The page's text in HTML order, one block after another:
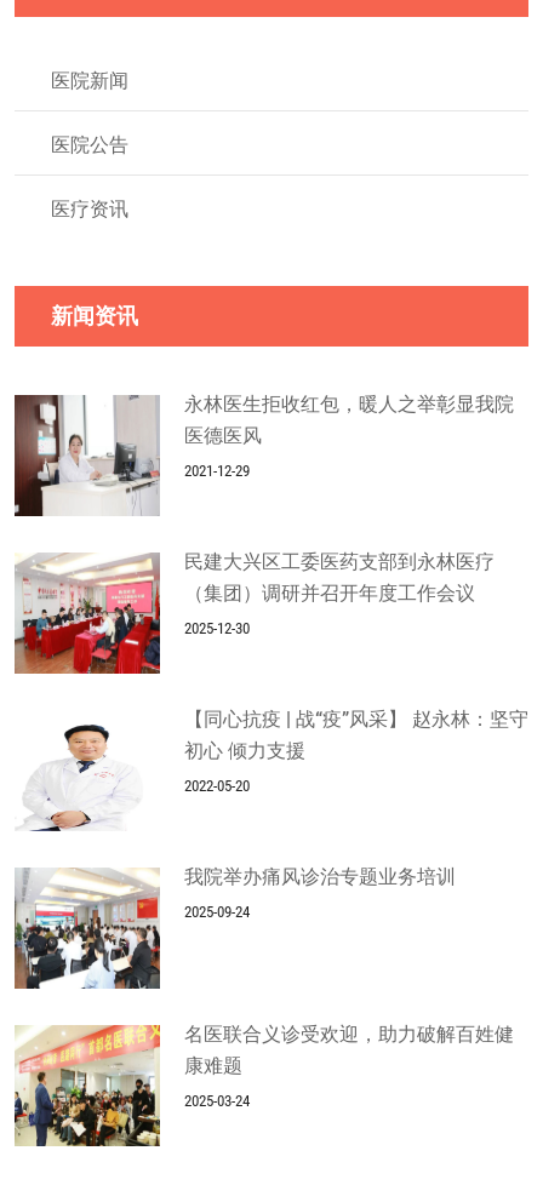
医院新闻
医院公告
医疗资讯
新闻资讯
永林医生拒收红包，暖人之举彰显我院
医德医风
2021-12-29
民建大兴区工委医药支部到永林医疗
（集团）调研并召开年度工作会议
2025-12-30
【同心抗疫 | 战“疫”风采】 赵永林：坚守
初心 倾力支援
2022-05-20
我院举办痛风诊治专题业务培训
2025-09-24
名医联合义诊受欢迎，助力破解百姓健
康难题
2025-03-24